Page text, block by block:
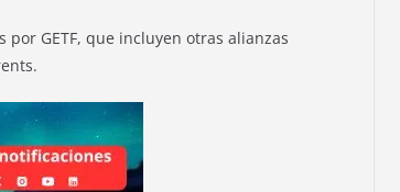
GETF, que incluyen otras alianzas